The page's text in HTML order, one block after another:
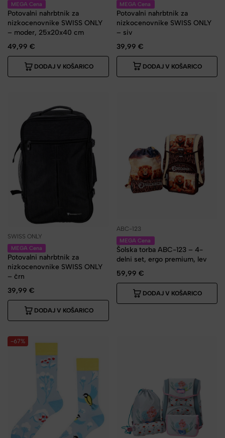
MEGA Cena
Potovalni nahrbtnik za
nizkocenovnike SWISS ONLY
– moder, 25x20x40 cm
49,99 €
DODAJ V KOŠARICO
MEGA Cena
Potovalni nahrbtnik za
nizkocenovnike SWISS ONLY
– siv
39,99 €
DODAJ V KOŠARICO
SWISS ONLY
MEGA Cena
Potovalni nahrbtnik za
nizkocenovnike SWISS ONLY
– črn
39,99 €
DODAJ V KOŠARICO
ABC-123
MEGA Cena
Šolska torba ABC-123 – 4-
delni set, ergo premium, lev
59,99 €
DODAJ V KOŠARICO
-67%